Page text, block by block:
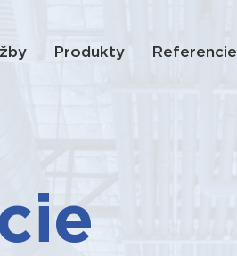
Produkty Referencie